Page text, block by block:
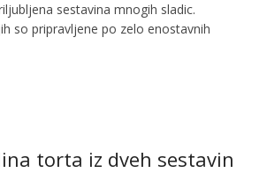
sestavina mnogih sladic.
so pripravljene po zelo enostavnih
torta iz dveh sestavin